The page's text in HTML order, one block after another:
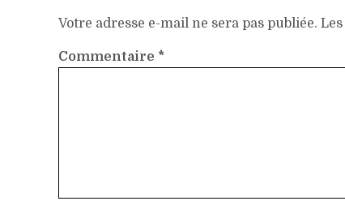
Votre adresse e-mail ne sera pas publiée.
Commentaire *